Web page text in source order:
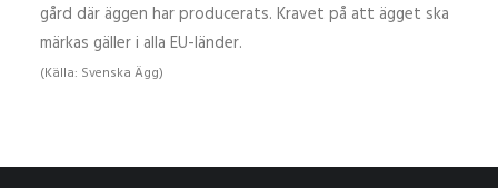
gård där äggen har producerats. Kravet på att ägget ska
märkas gäller i alla EU-länder.
(Källa: Svenska Ägg)